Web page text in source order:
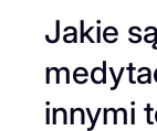
Jakie
innymi